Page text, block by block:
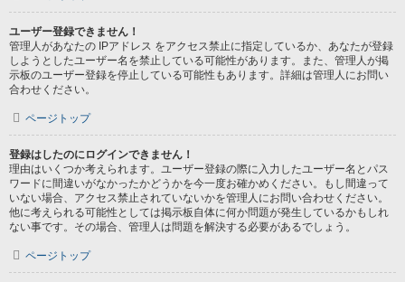
ユーザー登録できません！
管理人があなたの IPアドレス をアクセス禁止に指定しているか、あなたが登録
しようとしたユーザー名を禁止している可能性があります。また、管理人が掲
示板のユーザー登録を停止している可能性もあります。詳細は管理人にお問い
合わせください。
ページトップ
登録はしたのにログインできません！
理由はいくつか考えられます。ユーザー登録の際に入力したユーザー名とパス
ワードに間違いがなかったかどうかを今一度お確かめください。もし間違って
いない場合、アクセス禁止されていないかを管理人にお問い合わせください。
他に考えられる可能性としては掲示板自体に何か問題が発生しているかもしれ
ない事です。その場合、管理人は問題を解決する必要があるでしょう。
ページトップ